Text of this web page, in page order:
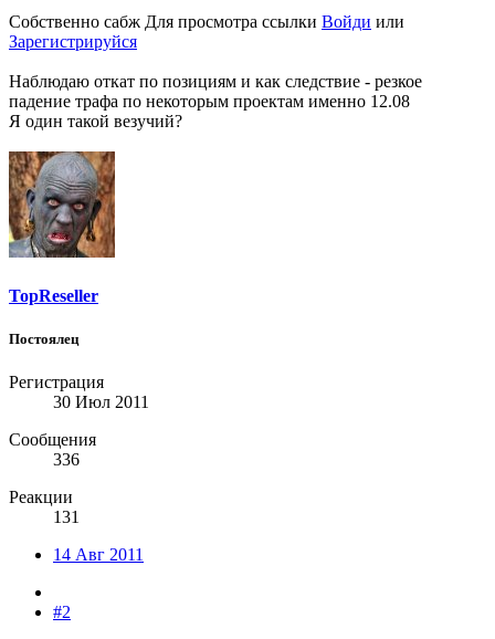
Собственно сабж Для просмотра ссылки Войди или
Зарегистрируйся
Наблюдаю откат по позициям и как следствие - резкое
падение трафа по некоторым проектам именно 12.08
Я один такой везучий?
TopReseller
Постоялец
Регистрация
30 Июл 2011
Сообщения
336
Реакции
131
14 Авг 2011
#2